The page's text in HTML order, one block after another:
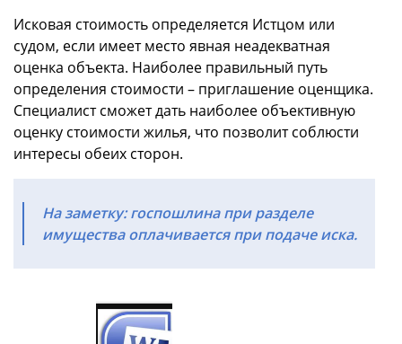
Исковая стоимость определяется Истцом или
судом, если имеет место явная неадекватная
оценка объекта. Наиболее правильный путь
определения стоимости – приглашение оценщика.
Специалист сможет дать наиболее объективную
оценку стоимости жилья, что позволит соблюсти
интересы обеих сторон.
На заметку: госпошлина при разделе
имущества оплачивается при подаче иска.